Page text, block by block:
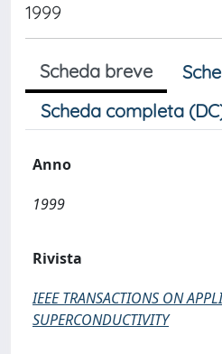
1999
Scheda breve
Scheda completa
Anno
1999
Rivista
IEEE TRANSACTIONS ON
SUPERCONDUCTIVITY